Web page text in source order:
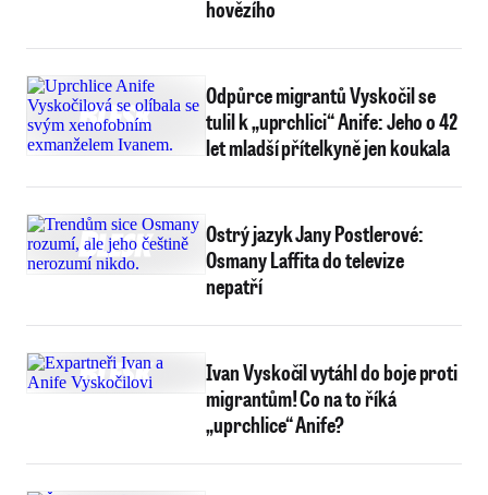
hovězího
Odpůrce migrantů Vyskočil se
tulil k „uprchlici“ Anife: Jeho o 42
let mladší přítelkyně jen koukala
Ostrý jazyk Jany Postlerové:
Osmany Laffita do televize
nepatří
Ivan Vyskočil vytáhl do boje proti
migrantům! Co na to říká
„uprchlice“ Anife?